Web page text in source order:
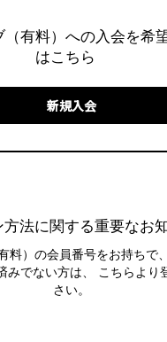
（有料）への入会を希
はこちら
方法に関する重要なお
料）の会員番号をお持ちで
みでない方は、 こちらより
さい。